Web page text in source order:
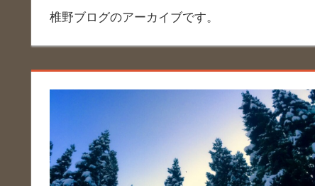
椎野ブログのアーカイブです。